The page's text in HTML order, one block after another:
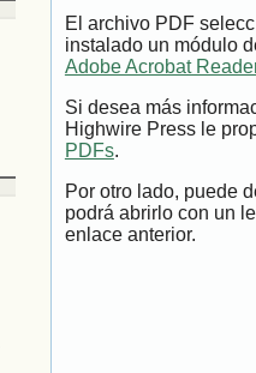
El archivo PDF
instalado un módulo
Adobe Acrobat
Si desea más
Highwire Press le
PDFs.
Por otro lado, puede
podrá abrirlo con un
enlace anterior.